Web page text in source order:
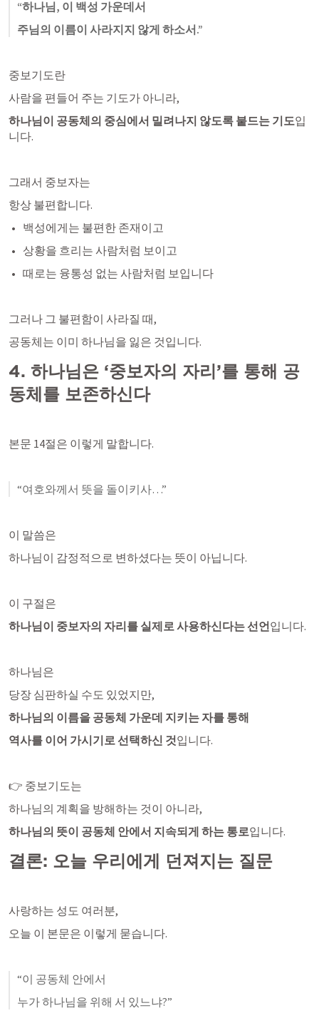
“하나님, 이 백성 가운데서
주님의 이름이 사라지지 않게 하소서.”
중보기도란
사람을 편들어 주는 기도가 아니라,
하나님이 공동체의 중심에서 밀려나지 않도록 붙드는 기도입
니다.
그래서 중보자는
항상 불편합니다.
백성에게는 불편한 존재이고
상황을 흐리는 사람처럼 보이고
때로는 융통성 없는 사람처럼 보입니다
그러나 그 불편함이 사라질 때,
공동체는 이미 하나님을 잃은 것입니다.
4. 하나님은 ‘중보자의 자리’를 통해 공
동체를 보존하신다
본문 14절은 이렇게 말합니다.
“여호와께서 뜻을 돌이키사…”
이 말씀은
하나님이 감정적으로 변하셨다는 뜻이 아닙니다.
이 구절은
하나님이 중보자의 자리를 실제로 사용하신다는 선언입니다.
하나님은
당장 심판하실 수도 있었지만,
하나님의 이름을 공동체 가운데 지키는 자를 통해
역사를 이어 가시기로 선택하신 것입니다.
👉 중보기도는
하나님의 계획을 방해하는 것이 아니라,
하나님의 뜻이 공동체 안에서 지속되게 하는 통로입니다.
결론: 오늘 우리에게 던져지는 질문
사랑하는 성도 여러분,
오늘 이 본문은 이렇게 묻습니다.
“이 공동체 안에서
누가 하나님을 위해 서 있느냐?”